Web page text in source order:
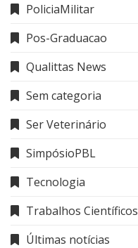
PoliciaMilitar
Pos-Graduacao
Qualittas News
Sem categoria
Ser Veterinário
SimpósioPBL
Tecnologia
Trabalhos Científicos
Últimas notícias